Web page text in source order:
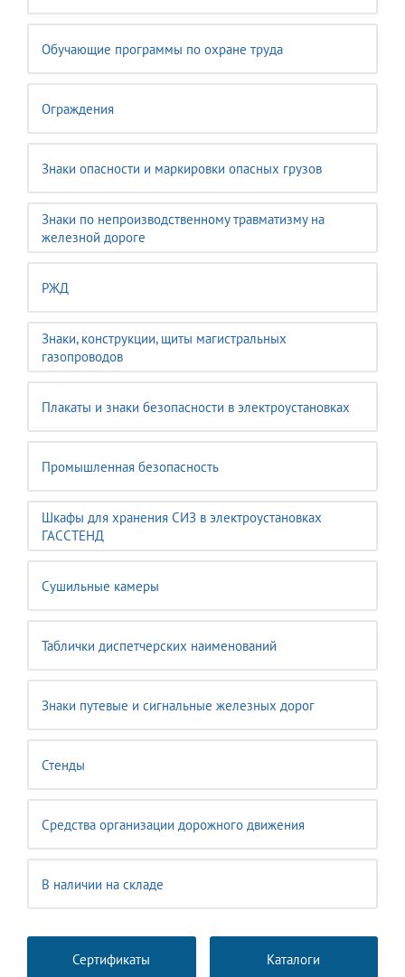
Обучающие программы по охране труда
Ограждения
Знаки опасности и маркировки опасных грузов
Знаки по непроизводственному травматизму на
железной дороге
РЖД
Знаки, конструкции, щиты магистральных
газопроводов
Плакаты и знаки безопасности в электроустановках
Промышленная безопасность
Шкафы для хранения СИЗ в электроустановках
ГАССТЕНД
Сушильные камеры
Таблички диспетчерских наименований
Знаки путевые и сигнальные железных дорог
Стенды
Средства организации дорожного движения
В наличии на складе
Сертификаты Каталоги